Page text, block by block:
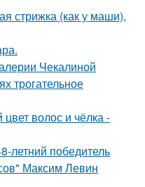
стрижка (как у маши),
Чекалиной
трогательное
волос и чёлка -
летний победитель
Максим Левин